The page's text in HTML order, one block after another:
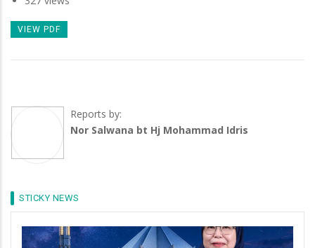
VIEW PDF
Reports by:
Nor Salwana bt Hj Mohammad Idris
STICKY NEWS